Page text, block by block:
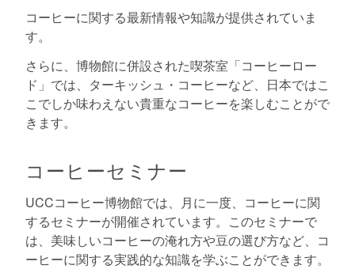
コーヒーに関する最新情報や知識が提供されていま
す。
さらに、博物館に併設された喫茶室「コーヒーロー
ド」では、ターキッシュ・コーヒーなど、日本ではこ
こでしか味わえない貴重なコーヒーを楽しむことがで
きます。
コーヒーセミナー
UCCコーヒー博物館では、月に一度、コーヒーに関
するセミナーが開催されています。このセミナーで
は、美味しいコーヒーの淹れ方や豆の選び方など、コ
ーヒーに関する実践的な知識を学ぶことができます。